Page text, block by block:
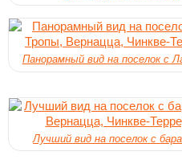
Панорамный вид на поселок с
Лучший вид на поселок с